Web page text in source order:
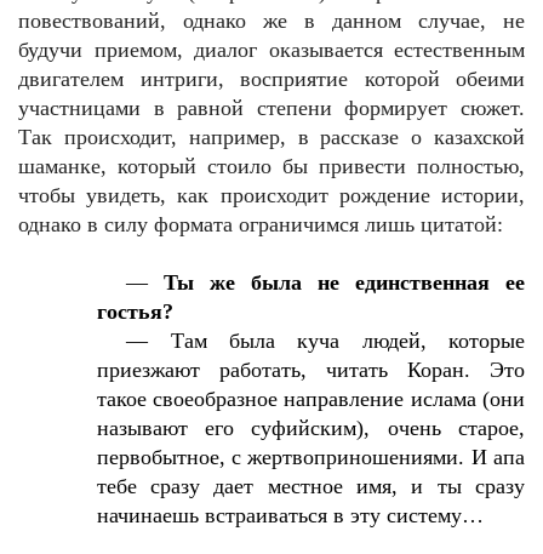
повествований, однако же в данном случае, не
будучи приемом, диалог оказывается естественным
двигателем интриги, восприятие которой обеими
участницами в равной степени формирует сюжет.
Так происходит, например, в рассказе о казахской
шаманке, который стоило бы привести полностью,
чтобы увидеть, как происходит рождение истории,
однако в силу формата ограничимся лишь цитатой:
—Ты же была не единственная ее
гостья?
— Там была куча людей, которые
приезжают работать, читать Коран. Это
такое своеобразное направление ислама (они
называют его суфийским), очень старое,
первобытное, с жертвоприношениями. И апа
тебе сразу дает местное имя, и ты сразу
начинаешь встраиваться в эту систему…